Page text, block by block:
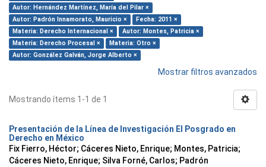
Autor: Hernández Martínez, María del Pilar ×
Autor: Padrón Innamorato, Mauricio ×
Fecha: 2011 ×
Materia: Derecho Internacional ×
Autor: Montes, Patricia ×
Materia: Derecho Procesal ×
Materia: Otro ×
Autor: González Galván, Jorge Alberto ×
Mostrar filtros avanzados
Mostrando ítems 1-1 de 1
Presentación de la Línea de Investigación El Posgrado en
Derecho en México
Fix Fierro, Héctor; Cáceres Nieto, Enrique; Montes, Patricia;
Cáceres Nieto, Enrique; Silva Forné, Carlos; Padrón